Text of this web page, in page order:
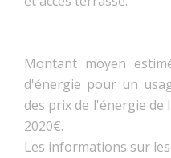
Montant moyen
d'énergie pour un
des prix de l'énergie de
2020€.
Les informations sur